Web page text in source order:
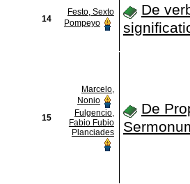
14
Festo, Sexto
Pompeyo
De
15
Marcelo,
Nonio
Fulgencio,
Fabio Fubio
Planciades
De